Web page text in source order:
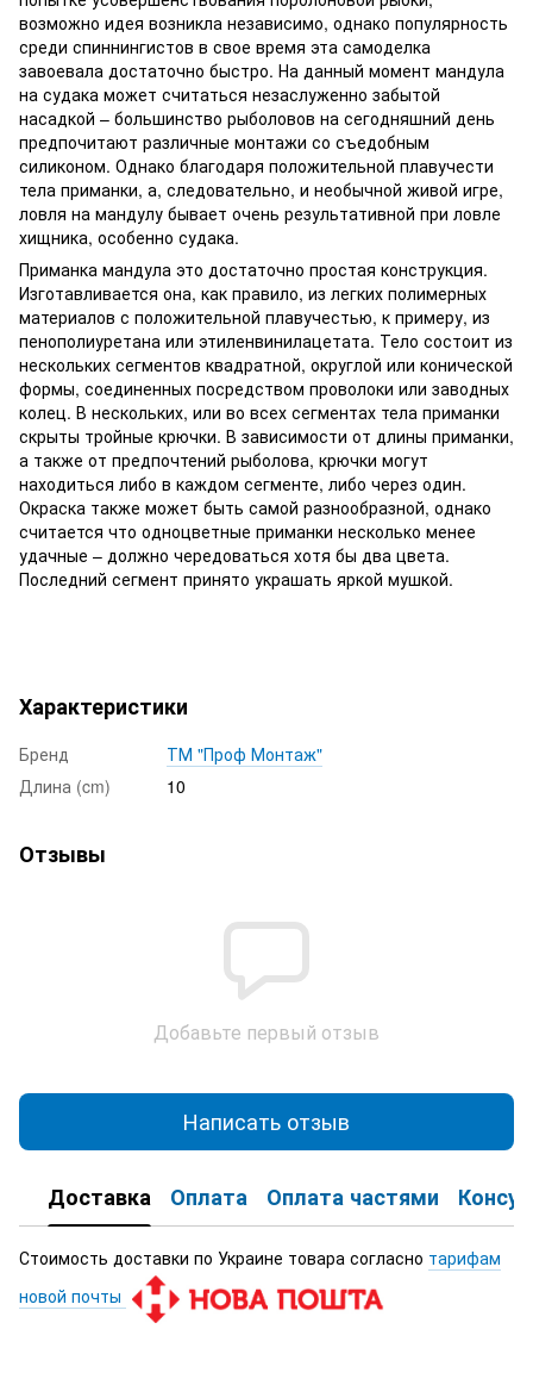
возможно идея возникла независимо, однако популярность
среди спиннингистов в свое время эта самоделка
завоевала достаточно быстро. На данный момент мандула
на судака может считаться незаслуженно забытой
насадкой – большинство рыболовов на сегодняшний день
предпочитают различные монтажи со съедобным
силиконом. Однако благодаря положительной плавучести
тела приманки, а, следовательно, и необычной живой игре,
ловля на мандулу бывает очень результативной при ловле
хищника, особенно судака.
Приманка мандула это достаточно простая конструкция.
Изготавливается она, как правило, из легких полимерных
материалов с положительной плавучестью, к примеру, из
пенополиуретана или этиленвинилацетата. Тело состоит из
нескольких сегментов квадратной, округлой или конической
формы, соединенных посредством проволоки или заводных
колец. В нескольких, или во всех сегментах тела приманки
скрыты тройные крючки. В зависимости от длины приманки,
а также от предпочтений рыболова, крючки могут
находиться либо в каждом сегменте, либо через один.
Окраска также может быть самой разнообразной, однако
считается что одноцветные приманки несколько менее
удачные – должно чередоваться хотя бы два цвета.
Последний сегмент принято украшать яркой мушкой.
Характеристики
Бренд
ТМ "Проф Монтаж"
Длина (cm)
10
Отзывы
Добавьте первый отзыв
Написать отзыв
Доставка Оплата Оплата частями
Стоимость доставки по Украине товара согласно тарифам
новой почты